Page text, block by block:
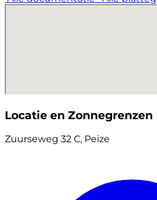
Locatie en Zonnegrenzen
Zuurseweg 32 C, Peize